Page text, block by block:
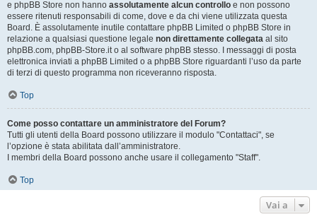
e phpBB Store non hanno assolutamente alcun controllo e non possono
essere ritenuti responsabili di come, dove e da chi viene utilizzata questa
Board. È assolutamente inutile contattare phpBB Limited o phpBB Store in
relazione a qualsiasi questione legale non direttamente collegata al sito
phpBB.com, phpBB-Store.it o al software phpBB stesso. I messaggi di posta
elettronica inviati a phpBB Limited o a phpBB Store riguardanti l’uso da parte
di terzi di questo programma non riceveranno risposta.
Top
Come posso contattare un amministratore del Forum?
Tutti gli utenti della Board possono utilizzare il modulo "Contattaci", se
l’opzione è stata abilitata dall’amministratore.
I membri della Board possono anche usare il collegamento "Staff".
Top
Vai a